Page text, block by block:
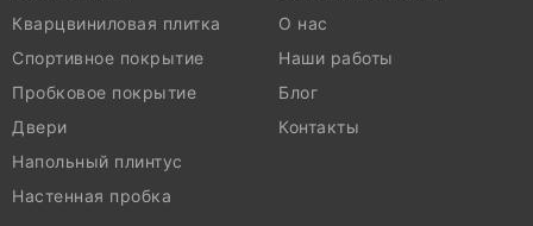
Кварцвиниловая плитка
Спортивное покрытие
Пробковое покрытие
Двери
Напольный плинтус
Настенная пробка
О нас
Наши работы
Блог
Контакты